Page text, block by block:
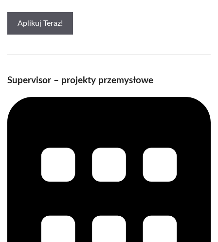
Aplikuj Teraz!
Supervisor – projekty przemysłowe